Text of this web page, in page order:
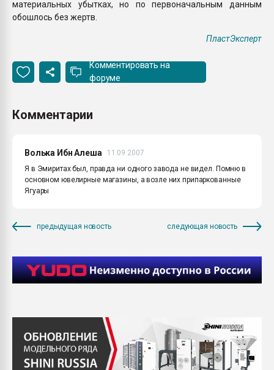
материальных убытках, но по первоначальным данным
обошлось без жертв.
ПластЭксперт
Комментировать на
форуме
Комментарии
Волька Ибн Алеша
11.09.2007
Я в Эмиритах был, правда ни одного завода не видел. Помню в
основном ювелирные магазины, а возле них припаркованные
Ягуары
предыдущая новость следующая новость